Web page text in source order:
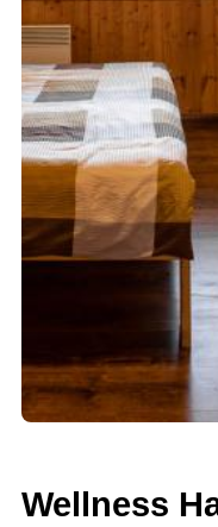
Wellness